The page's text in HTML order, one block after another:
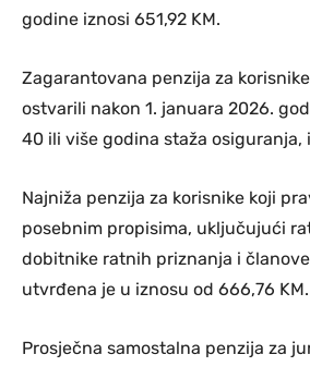
godine iznosi 651,92 KM.
Zagarantovana penzija za
ostvarili nakon 1. januara 2026.
40 ili više godina staža osiguranja,
Najniža penzija za korisnike koji
posebnim propisima, uključujući
dobitnike ratnih priznanja i
utvrđena je u iznosu od 666,76 KM.
Prosječna samostalna penzija za